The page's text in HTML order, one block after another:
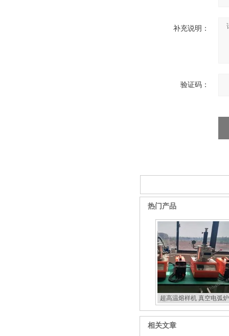
补充说明：
验证码：
热门产品
超高温熔样机 真空电弧
相关文章